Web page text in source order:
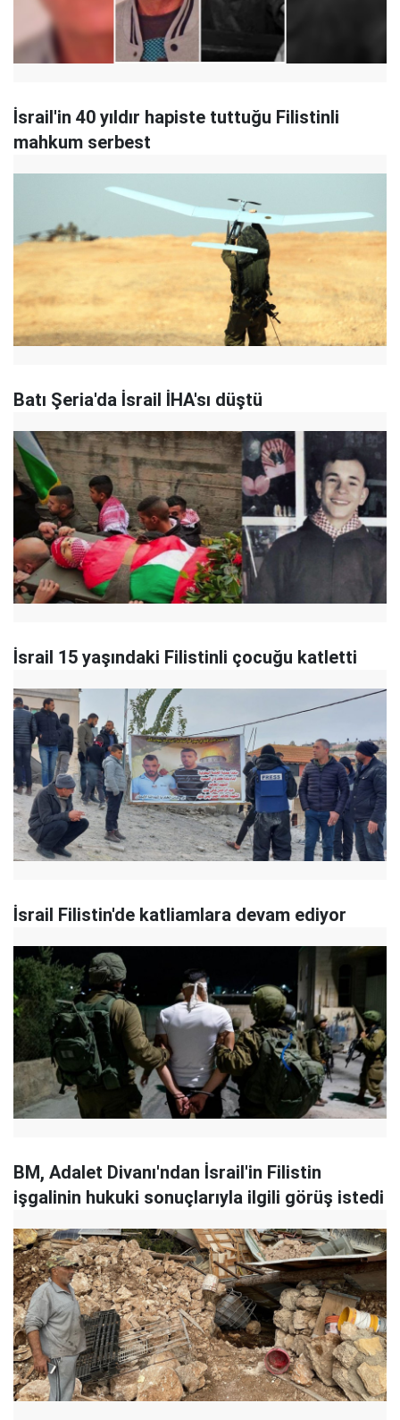
İsrail'in 40 yıldır hapiste tuttuğu Filistinli
mahkum serbest
Batı Şeria'da İsrail İHA'sı düştü
İsrail 15 yaşındaki Filistinli çocuğu katletti
İsrail Filistin'de katliamlara devam ediyor
BM, Adalet Divanı'ndan İsrail'in Filistin
işgalinin hukuki sonuçlarıyla ilgili görüş istedi